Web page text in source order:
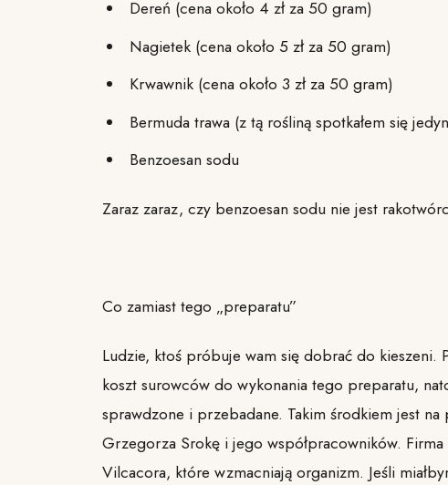
Dereń (cena około 4 zł za 50 gram)
Nagietek (cena około 5 zł za 50 gram)
Krwawnik (cena około 3 zł za 50 gram)
Bermuda trawa (z tą rośliną spotkałem się
Benzoesan sodu
Zaraz zaraz, czy benzoesan sodu nie jest
Co zamiast tego „preparatu”
Ludzie, ktoś próbuje wam się dobrać do kieszeni.
koszt surowców do wykonania tego preparatu,
sprawdzone i przebadane. Takim środkiem jest
Grzegorza Srokę i jego współpracowników.
Vilcacora, które wzmacniają organizm. Jeśli